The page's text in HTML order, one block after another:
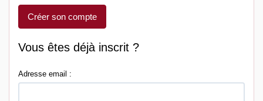
Créer son compte
Vous êtes déjà inscrit ?
Adresse email :